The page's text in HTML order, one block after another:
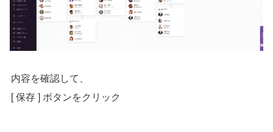
内容を確認して、
[ 保存 ] ボタンをクリック